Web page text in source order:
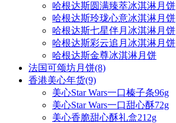
哈根达斯圆满臻萃冰淇淋月饼
哈根达斯玲珑心意冰淇淋月饼
哈根达斯七星伴月冰淇淋月饼
哈根达斯彩云追月冰淇淋月饼
哈根达斯金尊冰淇淋月饼
法国可颂坊月饼(8)
香港美心年货(9)
美心Star Wars一口榛子条96g
美心Star Wars一口甜心酥72g
美心香脆甜心酥礼盒212g